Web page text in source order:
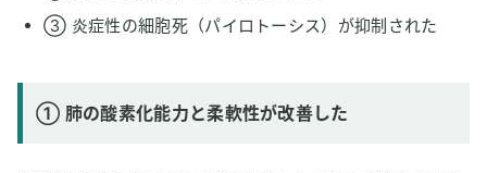
③ 炎症性の細胞死（パイロトーシス）が抑制された
① 肺の酸素化能力と柔軟性が改善した